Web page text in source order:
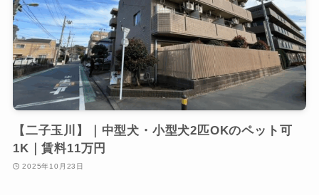
【二子玉川】｜中型犬・小型犬2匹OKのペット可
1K｜賃料11万円
2025年10月23日